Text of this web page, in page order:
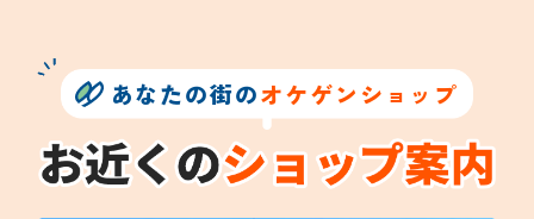
あなたの街のオケゲンショップ